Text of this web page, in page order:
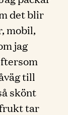
det blir
mobil,
jag
till
skönt
tar